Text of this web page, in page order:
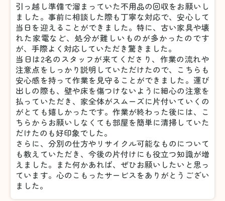
引っ越し準備で溜まっていた不用品の回収をお願いし
ました。事前に相談した際も丁寧な対応で、安心して
当日を迎えることができました。特に、古い家具や壊
れた家電など、処分が難しいものが多かったのです
が、手際よく対応していただき驚きました。
当日は2名のスタッフが来てくださり、作業の流れや
注意点をしっかり説明していただけたので、こちらも
安心感を持って作業を見守ることができました。運び
出しの際も、壁や床を傷つけないように細心の注意を
払っていただき、家全体がスムーズに片付いていくの
がとても嬉しかったです。作業が終わった後には、こ
ちらからお願いしなくても部屋を簡単に清掃していた
だけたのも好印象でした。
さらに、分別の仕方やリサイクル可能なものについて
も教えていただき、今後の片付けにも役立つ知識が増
えました。また何かあれば、ぜひお願いしたいと思っ
ています。心のこもったサービスをありがとうござい
ました。